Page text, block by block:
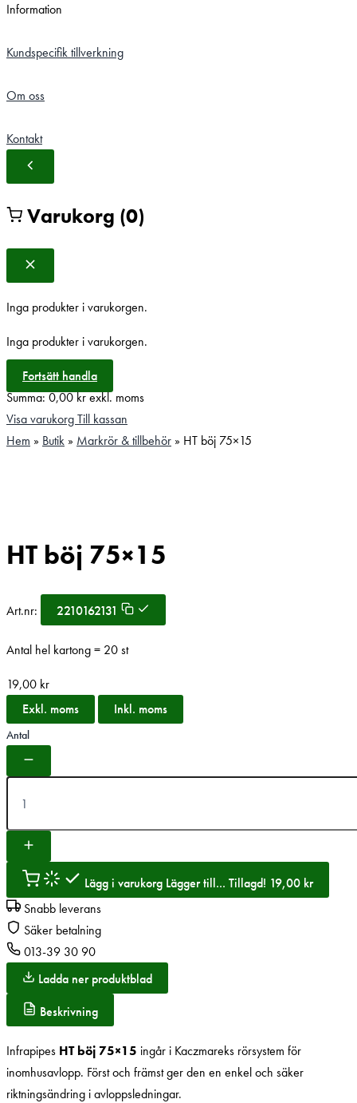
Information
Kundspecifik tillverkning
Om oss
Kontakt
Varukorg (0)
Inga produkter i varukorgen.
Inga produkter i varukorgen.
Fortsätt handla
Summa:0,00krexkl. moms
Visa varukorgTill kassan
Hem » Butik » Markrör & tillbehör » HT böj 75×15
HT böj 75×15
Art.nr: 2210162131
Antal hel kartong = 20 st
19,00 kr
Exkl. moms
Inkl. moms
Antal
Lägg i varukorg Lägger till... Tillagd! 19,00 kr
Snabb leverans
Säker betalning
013-39 30 90
Ladda ner produktblad
Beskrivning
Infrapipes HT böj 75×15 ingår i Kaczmareks rörsystem för
inomhusavlopp. Först och främst ger den en enkel och säker
riktningsändring i avloppsledningar.